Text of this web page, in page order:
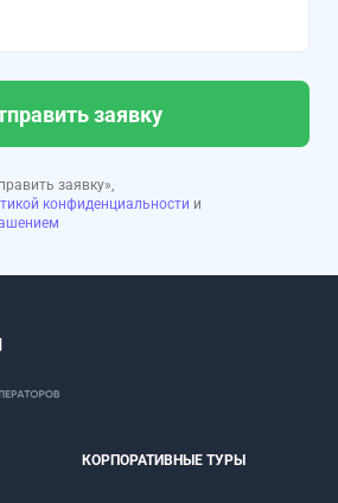
заявку
заявку»,
конфиденциальности и
КОРПОРАТИВНЫЕ ТУРЫ